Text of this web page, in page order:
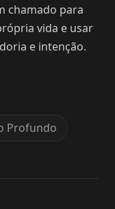
chamado para
vida e usar
e intenção.
Profundo